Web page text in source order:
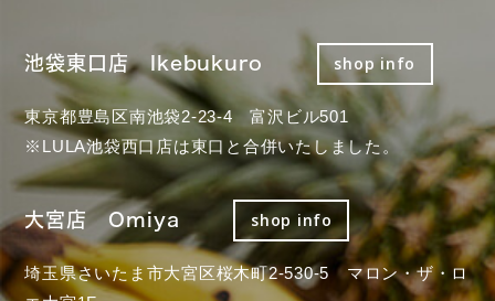
池袋東口店 Ikebukuro shop info
東京都豊島区南池袋2-23-4 富沢ビル501
※LULA池袋西口店は東口と合併いたしました。
大宮店 Omiya shop info
埼玉県さいたま市大宮区桜木町2-530-5 マロン・ザ・ロ